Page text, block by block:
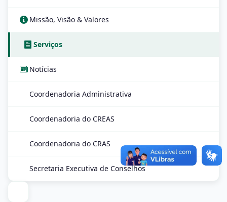
Missão, Visão & Valores
Serviços
Notícias
Coordenadoria Administrativa
Coordenadoria do CREAS
Coordenadoria do CRAS
Secretaria Executiva de Conselhos